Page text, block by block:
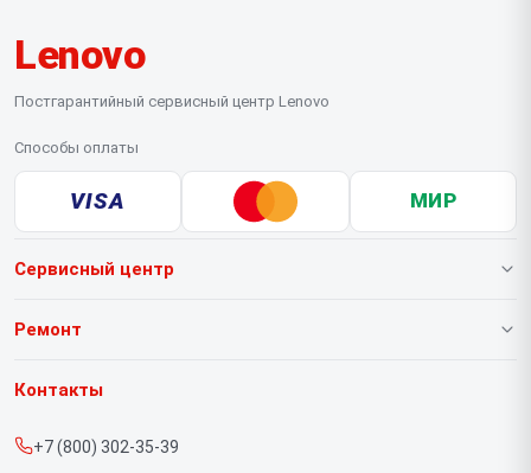
Lenovo
Постгарантийный сервисный центр Lenovo
Способы оплаты
VISA МИР
Сервисный центр
О нашем сервисе
Срочный ремонт
Ремонт
Ноутбуков
Контакты
+7 (800) 302-35-39